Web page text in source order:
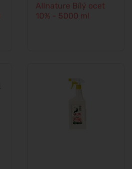
Allnature Bílý ocet
10% - 5000 ml